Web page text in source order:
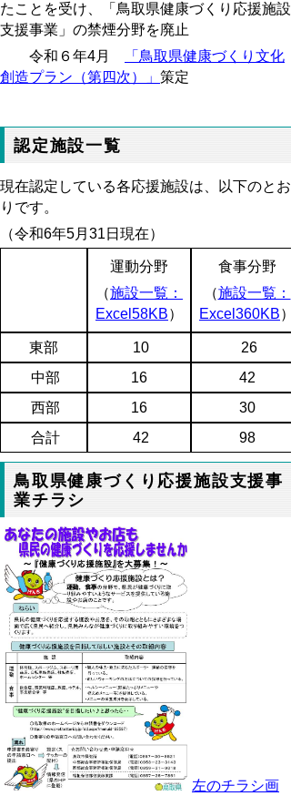
たことを受け、「鳥取県健康づくり応援施設
支援事業」の禁煙分野を廃止
令和６年4月
「鳥取県健康づくり文化
創造プラン（第四次）」 策定
認定施設一覧
現在認定している各応援施設は、以下のとお
りです。
（令和6年5月31日現在）
運動分野
（施設一覧：
Excel58KB）
食事分野
（施設一覧：
Excel360KB）
東部 10
26
中部
16
42
西部
16
30
合計
42 98
鳥取県健康づくり応援施設支援事
業チラシ
左のチラシ画